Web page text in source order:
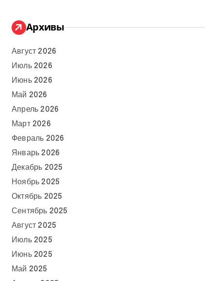
Архивы
Август 2026
Июль 2026
Июнь 2026
Май 2026
Апрель 2026
Март 2026
Февраль 2026
Январь 2026
Декабрь 2025
Ноябрь 2025
Октябрь 2025
Сентябрь 2025
Август 2025
Июль 2025
Июнь 2025
Май 2025